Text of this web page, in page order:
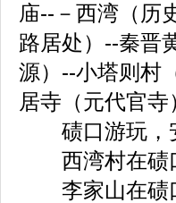
庙--－西湾（历
路居处）--秦晋
源）--小塔则村
居寺（元代官寺
碛口游玩，安
西湾村在碛口
李家山在碛口